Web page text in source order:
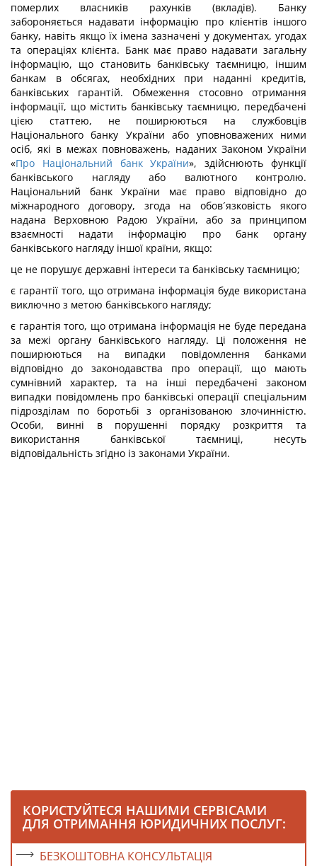
померлих власників рахунків (вкладів). Банку
забороняється надавати інформацію про клієнтів іншого
банку, навіть якщо їх імена зазначені у документах, угодах
та операціях клієнта. Банк має право надавати загальну
інформацію, що становить банківську таємницю, іншим
банкам в обсягах, необхідних при наданні кредитів,
банківських гарантій. Обмеження стосовно отримання
інформації, що містить банківську таємницю, передбачені
цією статтею, не поширюються на службовців
Національного банку України або уповноважених ними
осіб, які в межах повноважень, наданих Законом України
«Про Національний банк України», здійснюють функції
банківського нагляду або валютного контролю.
Національний банк України має право відповідно до
міжнародного договору, згода на обов´язковість якого
надана Верховною Радою України, або за принципом
взаємності надати інформацію про банк органу
банківського нагляду іншої країни, якщо:
це не порушує державні інтереси та банківську таємницю;
є гарантії того, що отримана інформація буде використана
виключно з метою банківського нагляду;
є гарантія того, що отримана інформація не буде передана
за межі органу банківського нагляду. Ці положення не
поширюються на випадки повідомлення банками
відповідно до законодавства про операції, що мають
сумнівний характер, та на інші передбачені законом
випадки повідомлень про банківські операції спеціальним
підрозділам по боротьбі з організованою злочинністю.
Особи, винні в порушенні порядку розкриття та
використання банківської таємниці, несуть
відповідальність згідно із законами України.
КОРИСТУЙТЕСЯ НАШИМИ СЕРВІСАМИ
ДЛЯ ОТРИМАННЯ ЮРИДИЧНИХ ПОСЛУГ:
БЕЗКОШТОВНА КОНСУЛЬТАЦІЯ